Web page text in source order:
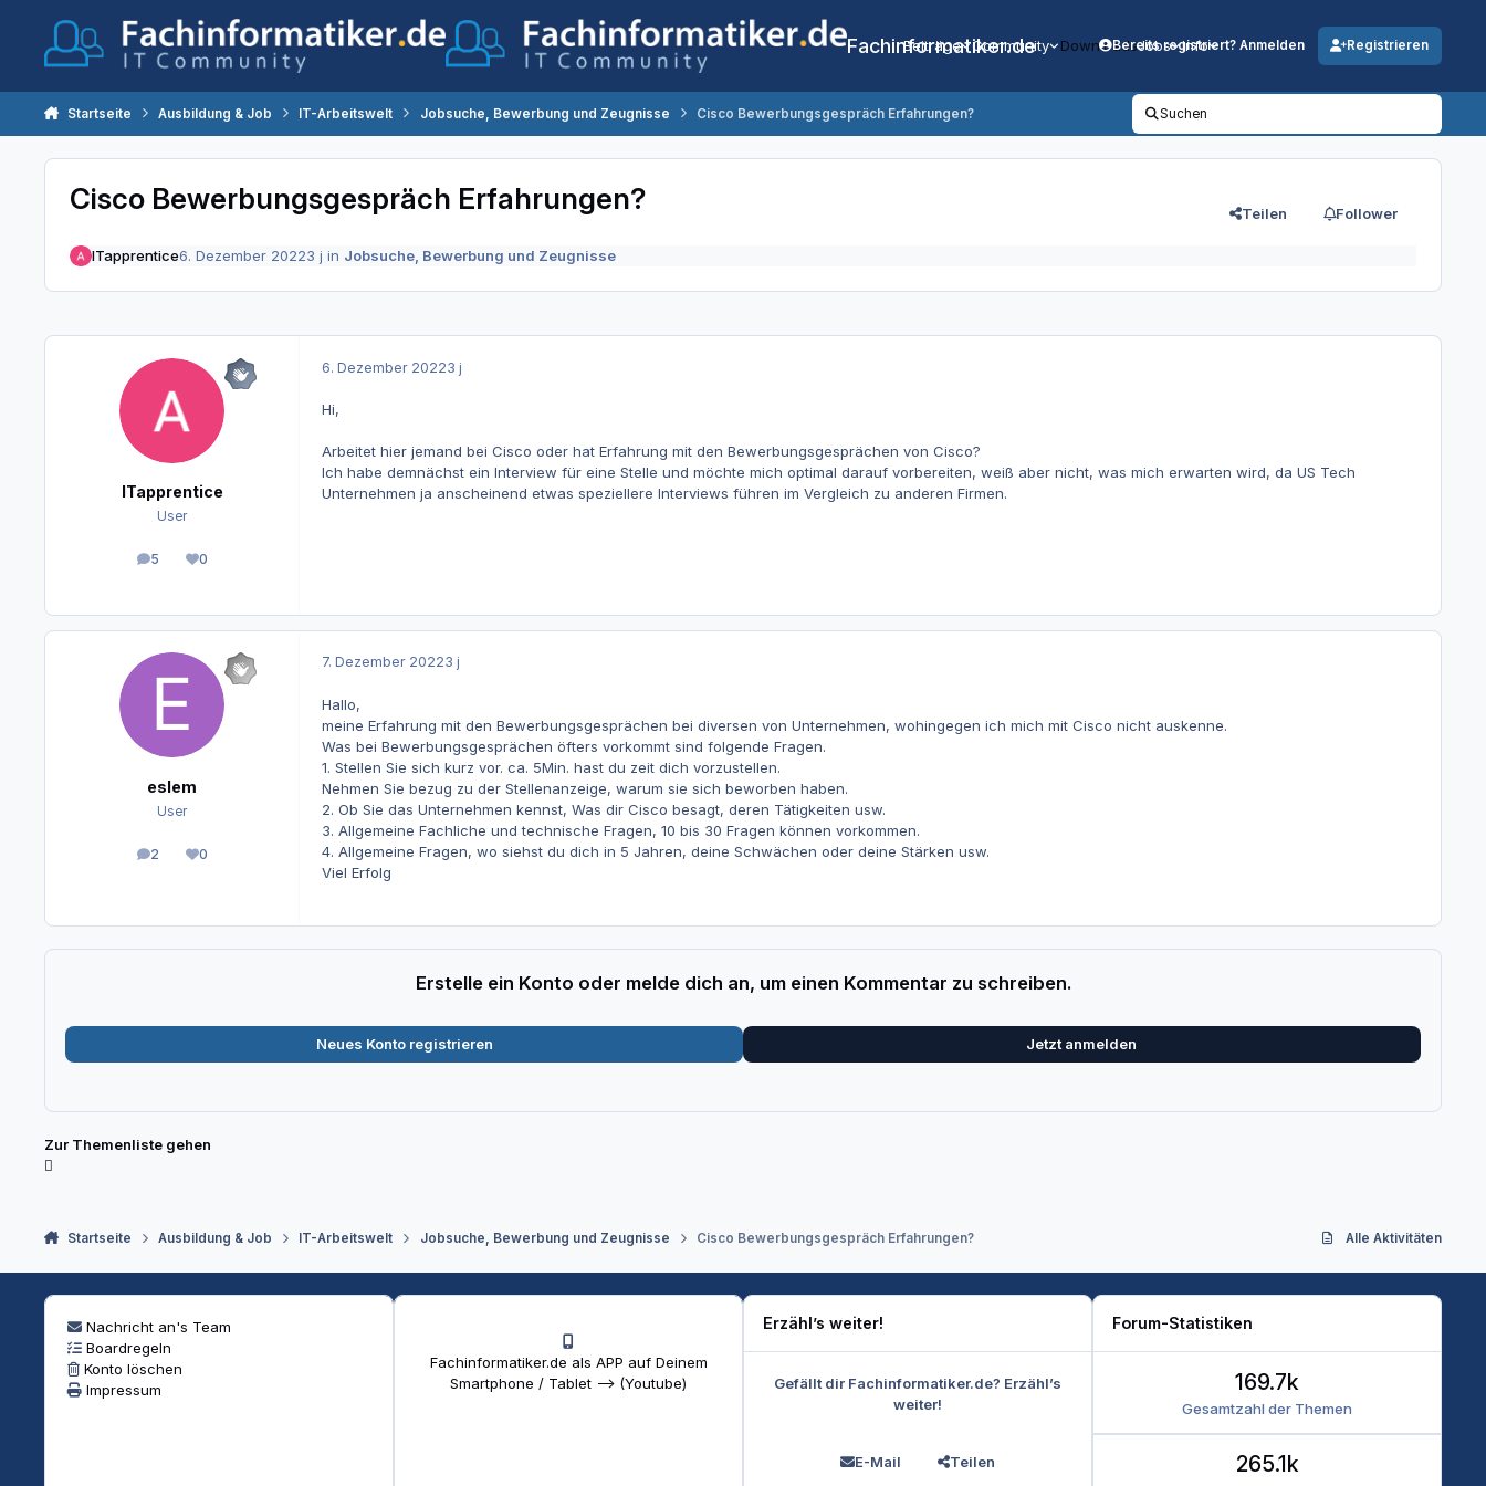
Fachinformatiker.de
Beiträge Community DownloadsJobs Info
Bereits registriert? Anmelden Registrieren
Startseite Ausbildung & Job IT-Arbeitswelt Jobsuche, Bewerbung und Zeugnisse Cisco Bewerbungsgespräch Erfahrungen? Suchen
Cisco Bewerbungsgespräch Erfahrungen? Teilen Follower
ITapprentice6. Dezember 20223 j in Jobsuche, Bewerbung und Zeugnisse
ITapprentice
User
5
Beiträge0
Reputation
6. Dezember 20223 j
Hi,
Arbeitet hier jemand bei Cisco oder hat Erfahrung mit den Bewerbungsgesprächen von Cisco?
Ich habe demnächst ein Interview für eine Stelle und möchte mich optimal darauf vorbereiten, weiß aber nicht, was mich erwarten wird, da US Tech
Unternehmen ja anscheinend etwas speziellere Interviews führen im Vergleich zu anderen Firmen.
eslem
User
2
Beiträge0
Reputation
7. Dezember 20223 j
Hallo,
meine Erfahrung mit den Bewerbungsgesprächen bei diversen von Unternehmen, wohingegen ich mich mit Cisco nicht auskenne.
Was bei Bewerbungsgesprächen öfters vorkommt sind folgende Fragen.
1. Stellen Sie sich kurz vor. ca. 5Min. hast du zeit dich vorzustellen.
Nehmen Sie bezug zu der Stellenanzeige, warum sie sich beworben haben.
2. Ob Sie das Unternehmen kennst, Was dir Cisco besagt, deren Tätigkeiten usw.
3. Allgemeine Fachliche und technische Fragen, 10 bis 30 Fragen können vorkommen.
4. Allgemeine Fragen, wo siehst du dich in 5 Jahren, deine Schwächen oder deine Stärken usw.
Viel Erfolg
Erstelle ein Konto oder melde dich an, um einen Kommentar zu schreiben.
Neues Konto registrieren Jetzt anmelden
Zur Themenliste gehen
Startseite Ausbildung & Job IT-Arbeitswelt Jobsuche, Bewerbung und Zeugnisse Cisco Bewerbungsgespräch Erfahrungen? Alle Aktivitäten
Nachricht an's Team
Boardregeln
Konto löschen
Impressum
Fachinformatiker.de als APP auf Deinem
Smartphone / Tablet --> (Youtube)
Erzähl’s weiter!
Gefällt dir Fachinformatiker.de? Erzähl’s
weiter!
E-Mail Teilen
Forum-Statistiken
Gesamtzahl der Themen
169.7k
265.1k